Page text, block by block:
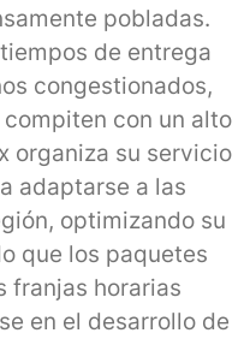
pobladas.
de entrega
congestionados,
con un alto
organiza su servicio
adaptarse a las
optimizando su
que los paquetes
franjas horarias
en el desarrollo de